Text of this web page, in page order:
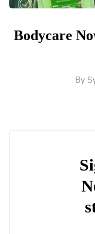
Bodycare
By